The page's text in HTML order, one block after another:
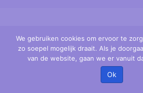
We gebruiken cookies om ervoor te
zo soepel mogelijk draait. Als je
van de website, gaan we er vanuit
Ok